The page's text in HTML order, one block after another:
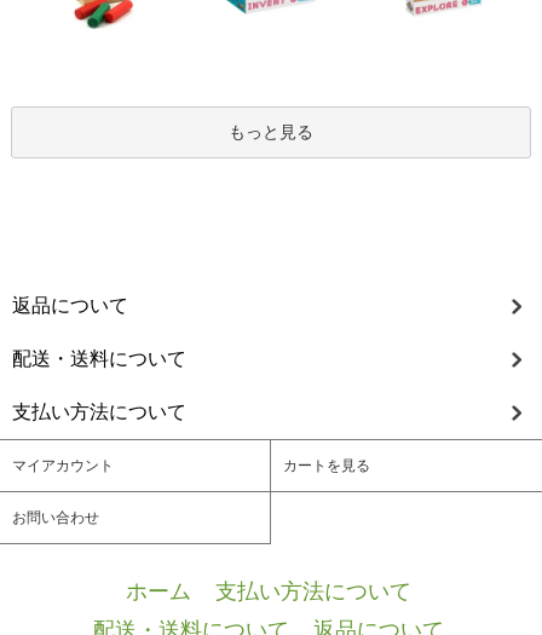
もっと見る
返品について
配送・送料について
支払い方法について
マイアカウント カートを見る
お問い合わせ
ホーム 支払い方法について
配送・送料について
返品について